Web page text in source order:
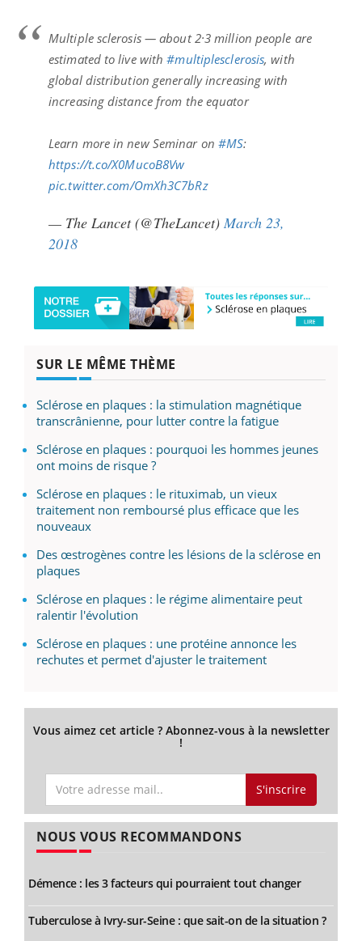
Multiple sclerosis — about 2·3 million people are
estimated to live with#multiplesclerosis, with
global distribution generally increasing with
increasing distance from the equator
Learn more in new Seminar on #MS:
https://t.co/X0MucoB8Vw
pic.twitter.com/OmXh3C7bRz
— The Lancet (@TheLancet) March 23,
2018
SUR LE MÊME THÈME
Sclérose en plaques : la stimulation magnétique
transcrânienne, pour lutter contre la fatigue
Sclérose en plaques : pourquoi les hommes jeunes
ont moins de risque ?
Sclérose en plaques : le rituximab, un vieux
traitement non remboursé plus efficace que les
nouveaux
Des œstrogènes contre les lésions de la sclérose en
plaques
Sclérose en plaques : le régime alimentaire peut
ralentir l'évolution
Sclérose en plaques : une protéine annonce les
rechutes et permet d'ajuster le traitement
Vous aimez cet article ? Abonnez-vous à la newsletter
!
S'inscrire
NOUS VOUS RECOMMANDONS
Démence : les 3 facteurs qui pourraient tout changer
Tuberculose à Ivry-sur-Seine : que sait-on de la situation ?